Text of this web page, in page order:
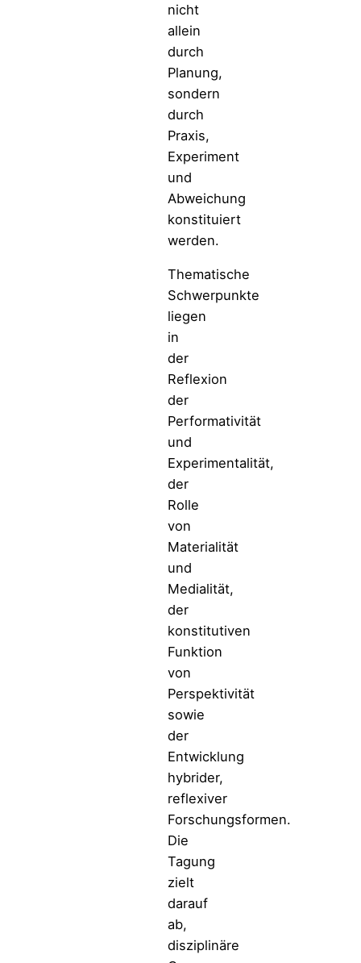
nicht
allein
durch
Planung,
sondern
durch
Praxis,
Experiment
und
Abweichung
konstituiert
werden.
Thematische
Schwerpunkte
liegen
in
der
Reflexion
der
Performativität
und
Experimentalität,
der
Rolle
von
Materialität
und
Medialität,
der
konstitutiven
Funktion
von
Perspektivität
sowie
der
Entwicklung
hybrider,
reflexiver
Forschungsformen.
Die
Tagung
zielt
darauf
ab,
disziplinäre